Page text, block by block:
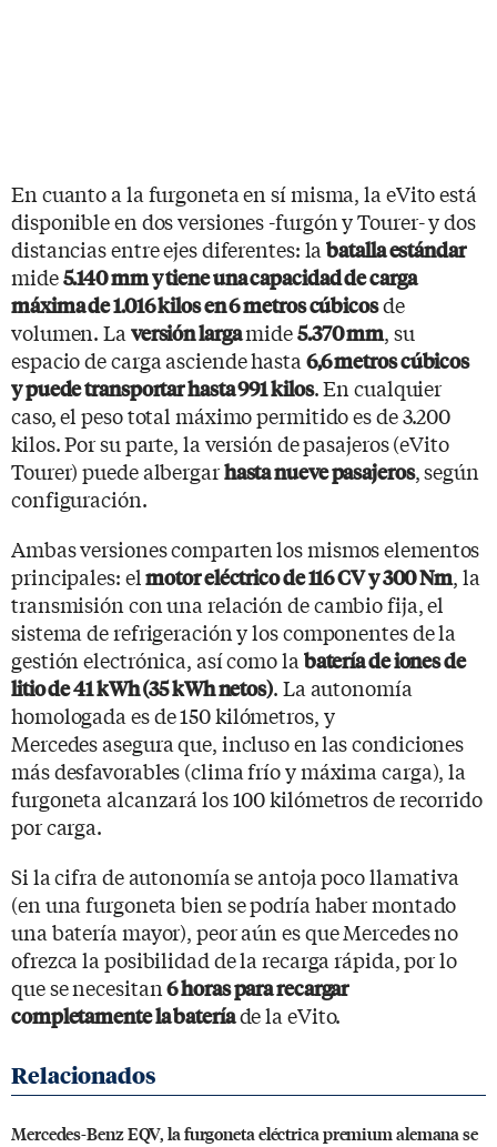
En cuanto a la furgoneta en sí misma, la eVito está
disponible en dos versiones -furgón y Tourer- y dos
distancias entre ejes diferentes: labatalla estándar
mide5.140 mm y tiene una capacidad de carga
máxima de 1.016 kilos en 6 metros cúbicosde
volumen. La versión largamide5.370 mm, su
espacio de carga asciende hasta 6,6 metros cúbicos
y puede transportar hasta 991 kilos. En cualquier
caso, el peso total máximo permitido es de 3.200
kilos. Por su parte, la versión de pasajeros (eVito
Tourer) puede albergarhasta nueve pasajeros, según
configuración.
Ambas versiones comparten los mismos elementos
principales: elmotor eléctrico de 116 CV y 300 Nm, la
transmisión con una relación de cambio fija, el
sistema de refrigeración y los componentes de la
gestión electrónica, así como la batería de iones de
litio de 41 kWh (35 kWh netos). La autonomía
homologada es de 150 kilómetros, y
Mercedes asegura que, incluso en las condiciones
más desfavorables (clima frío y máxima carga), la
furgoneta alcanzará los 100 kilómetros de recorrido
por carga.
Si la cifra de autonomía se antoja poco llamativa
(en una furgoneta bien se podría haber montado
una batería mayor), peor aún es que Mercedes no
ofrezca la posibilidad de la recarga rápida, por lo
que se necesitan6 horas para recargar
completamente la bateríade la eVito.
Mercedes-Benz EQV, la furgoneta eléctrica premium alemana se